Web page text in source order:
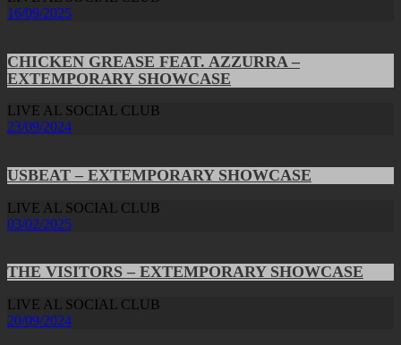
16/09/2025
CHICKEN GREASE FEAT. AZZURRA –
EXTEMPORARY SHOWCASE
LIVE AL SOCIAL CLUB
23/09/2024
USBEAT – EXTEMPORARY SHOWCASE
LIVE AL SOCIAL CLUB
03/02/2025
THE VISITORS – EXTEMPORARY SHOWCASE
LIVE AL SOCIAL CLUB
20/09/2024